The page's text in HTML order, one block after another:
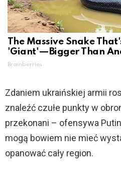
The Massive Snake
'Giant'—Bigger Than
Brainberries
Zdaniem ukraińskiej armii
znaleźć czułe punkty w
przekonani – ofensywa
mogą bowiem nie mieć
opanować cały region.